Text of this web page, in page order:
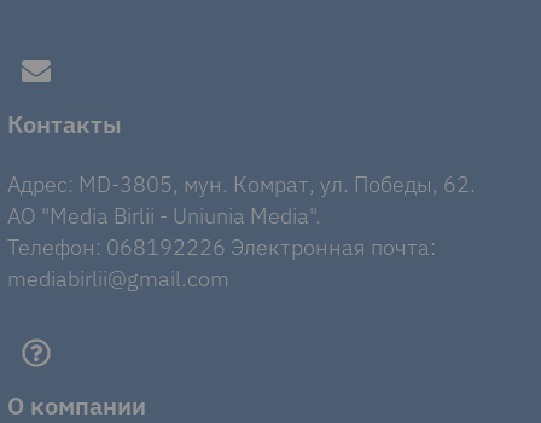
Контакты
Адрес: MD-3805, мун. Комрат, ул. Победы, 62.
AO "Media Birlii - Uniunia Media".
Телефон: 068192226 Электронная почта:
mediabirlii@gmail.com
О компании